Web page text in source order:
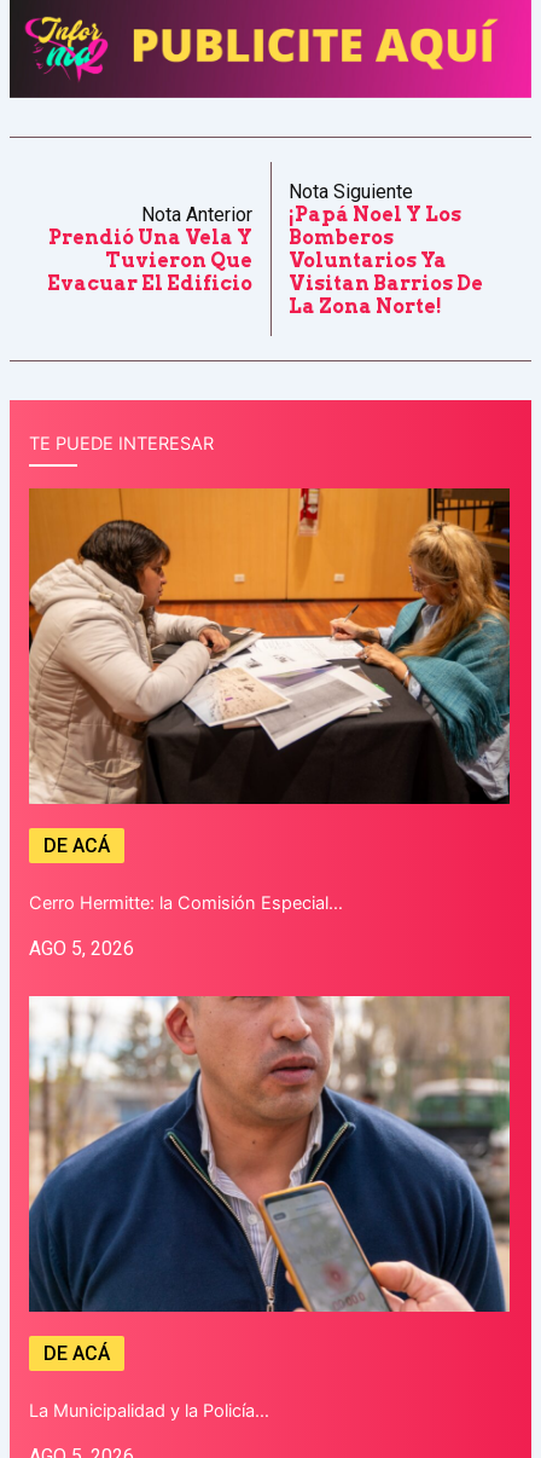
Nota Anterior
Prendió Una Vela Y
Tuvieron Que
Evacuar El Edificio
Nota Siguiente
¡Papá Noel Y Los
Bomberos
Voluntarios Ya
Visitan Barrios De
La Zona Norte!
TE PUEDE INTERESAR
DE ACÁ
Cerro Hermitte: la Comisión Especial…
AGO 5, 2026
DE ACÁ
La Municipalidad y la Policía…